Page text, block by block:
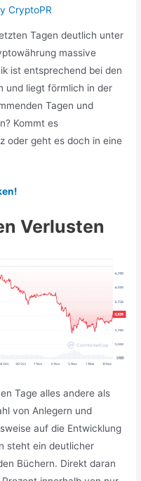
CryptoPR
Tagen deutlich unter
massive
ist entsprechend bei den
und liegt förmlich in der
Tagen und
Kommt es
oder geht es doch in eine
Verlusten
Tage alles andere als
von Anlegern und
auf die Entwicklung
steht ein deutlicher
Büchern. Direkt daran